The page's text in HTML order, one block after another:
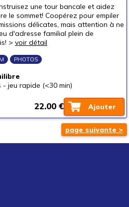
une tour bancale et aidez
le sommet! Coopérez pour empiler
délicates, mais attention à ne
d'adresse familial plein de
> voir détail
PHOTOS
- jeu rapide (<30 min)
Ajouter
22.00 €
page suivante >